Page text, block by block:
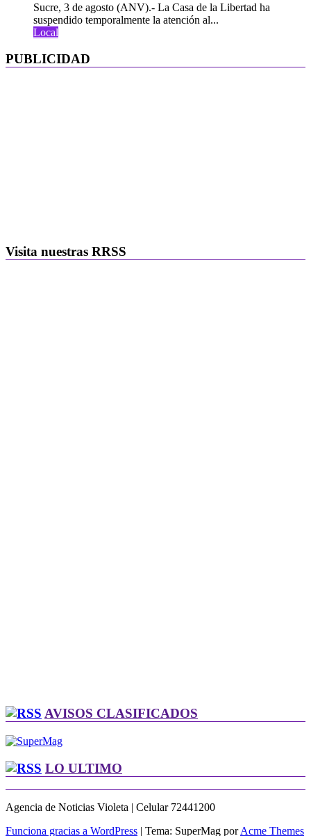
Sucre, 3 de agosto (ANV).- La Casa de la Libertad ha
suspendido temporalmente la atención al...
Local
PUBLICIDAD
Visita nuestras RRSS
AVISOS CLASIFICADOS
LO ULTIMO
Agencia de Noticias Violeta | Celular 72441200
Funciona gracias a WordPress | Tema: SuperMag porAcme Themes